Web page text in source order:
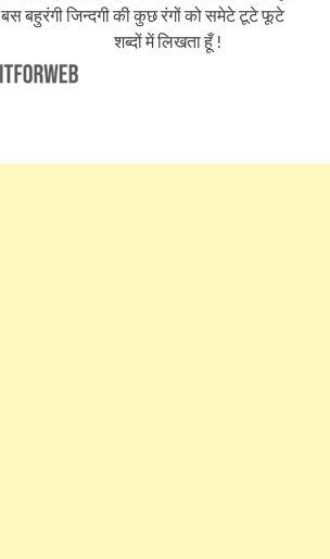
बस बहुरंगी जिन्दगी की कुछ रंगों को समेटे टूटे फूटे
शब्दों में लिखता हूँ !